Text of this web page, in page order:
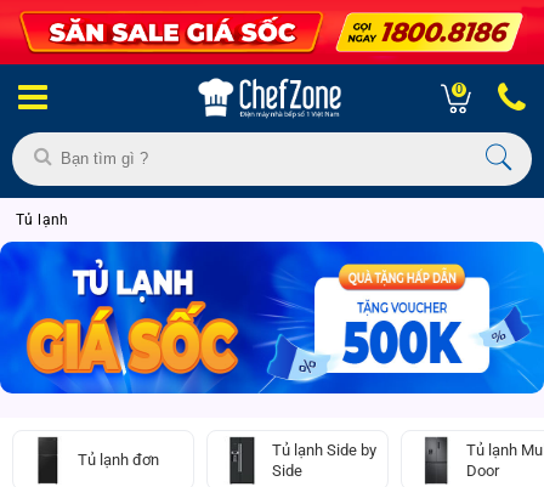
0
Tủ lạnh
Tủ lạnh đơn
Tủ lạnh Side by
Side
Tủ lạnh
Door